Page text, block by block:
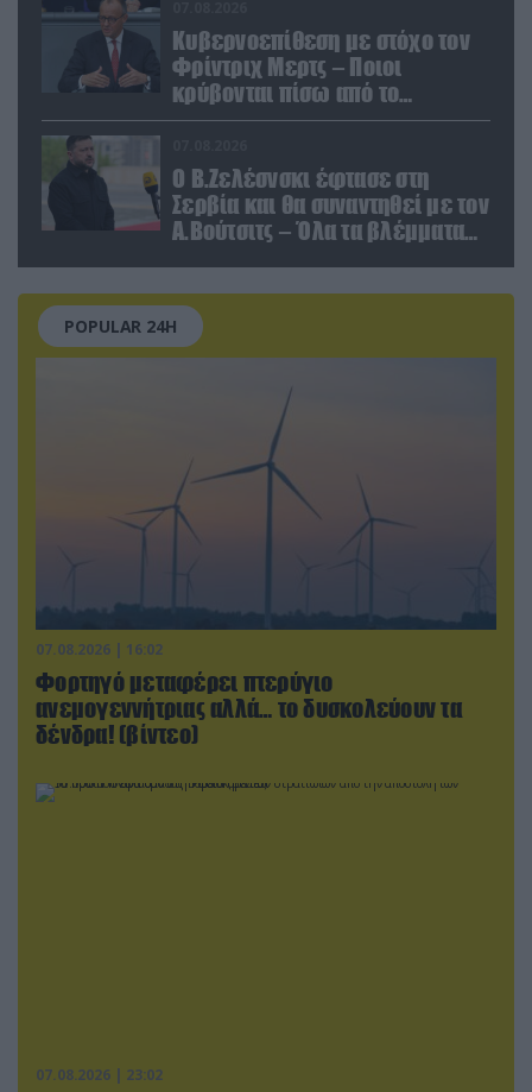
Κυβερνοεπίθεση με στόχο τον
Φρίντριχ Μερτς – Ποιοι
κρύβονται πίσω από το
παραποιημένο βίντεο
Ο Β.Ζελέσνσκι έφτασε στη
Σερβία και θα συναντηθεί με τον
Α.Βούτσιτς – Όλα τα βλέμματα
POPULAR 24H
07.08.2026 | 16:02
Φορτηγό μεταφέρει πτερύγιο
ανεμογεννήτριας αλλά… το δυσκολεύουν τα
δένδρα! (βίντεο)
07.08.2026 | 23:02